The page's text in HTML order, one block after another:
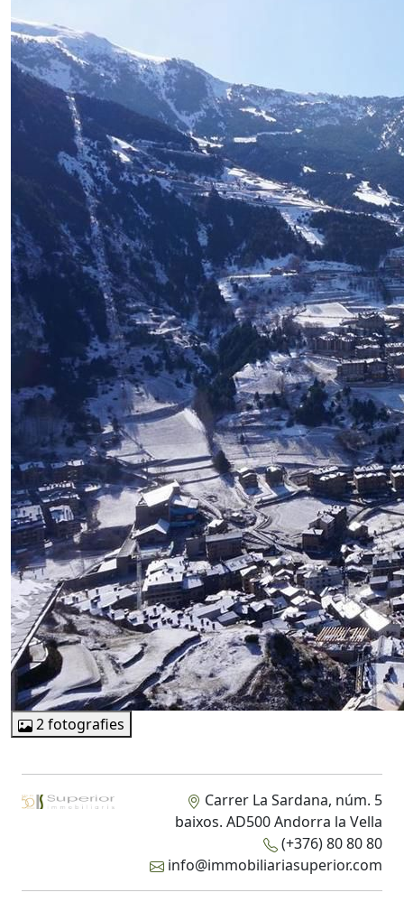
2 fotografies
Carrer La Sardana, núm. 5
baixos. AD500 Andorra la Vella
(+376) 80 80 80
info@immobiliariasuperior.com